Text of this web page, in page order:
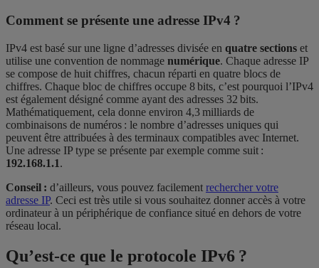
Comment se présente une adresse IPv4 ?
IPv4 est basé sur une ligne d’adresses divisée en quatre sections et
utilise une convention de nommage numérique. Chaque adresse IP
se compose de huit chiffres, chacun réparti en quatre blocs de
chiffres. Chaque bloc de chiffres occupe 8 bits, c’est pourquoi l’IPv4
est également désigné comme ayant des adresses 32 bits.
Mathématiquement, cela donne environ 4,3 milliards de
combinaisons de numéros : le nombre d’adresses uniques qui
peuvent être attribuées à des terminaux compatibles avec Internet.
Une adresse IP type se présente par exemple comme suit :
192.168.1.1.
Conseil : d’ailleurs, vous pouvez facilement rechercher votre
adresse IP. Ceci est très utile si vous souhaitez donner accès à votre
ordinateur à un périphérique de confiance situé en dehors de votre
réseau local.
Qu’est-ce que le protocole IPv6 ?